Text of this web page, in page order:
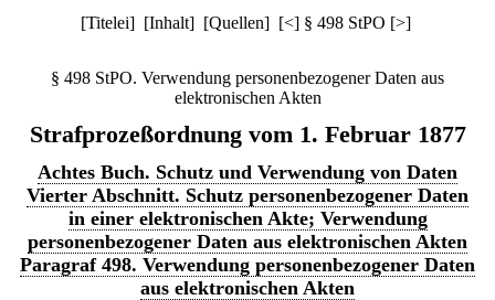
[Titelei] [Inhalt] [Quellen] [<] § 498 StPO [>]
§ 498 StPO. Verwendung personenbezogener Daten aus
elektronischen Akten
Strafprozeßordnung vom 1. Februar 1877
Achtes Buch. Schutz und Verwendung von Daten
Vierter Abschnitt. Schutz personenbezogener Daten
in einer elektronischen Akte; Verwendung
personenbezogener Daten aus elektronischen Akten
Paragraf 498. Verwendung personenbezogener Daten
aus elektronischen Akten